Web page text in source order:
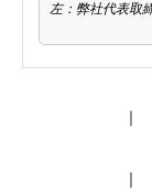
左：弊社代表取
｜
｜